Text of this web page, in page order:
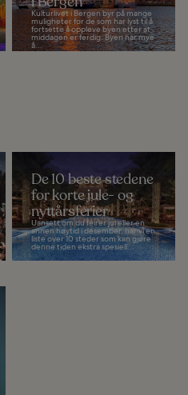
Kulturlivet i Bergen byr på mange
muligheter for de som har lyst til å
fortsette å oppleve byen etter at
middagen er ferdig. Byen har mye
å...
De 10 beste stedene
for korte jule- og
nyttårsferier
Uansett om du feirer jul eller en
annen høytid i desember, har vi en
liste over 10 steder som kan gjøre
denne tiden ekstra spesiell...